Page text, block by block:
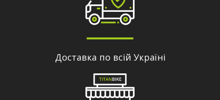
Доставка по всій Україні